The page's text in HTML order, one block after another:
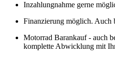
Inzahlungnahme gerne
Finanzierung möglich. Auch
Motorrad Barankauf - auch
komplette Abwicklung mit